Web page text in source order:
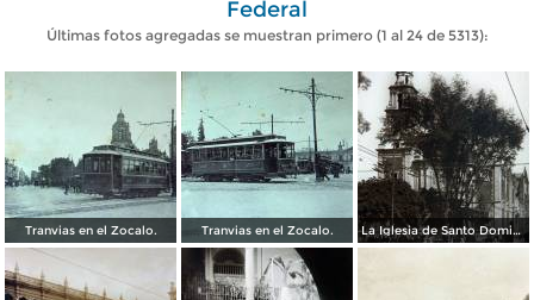
Federal
Últimas fotos agregadas se muestran primero (1 al 24 de 5313):
Tranvias en el Zocalo. Tranvias en el Zocalo. La Iglesia de Santo Domingo.